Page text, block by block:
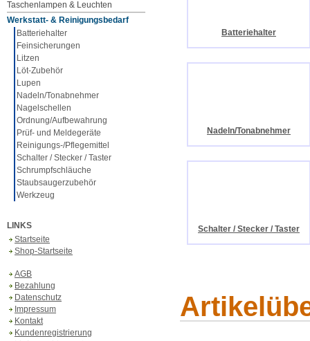
Taschenlampen & Leuchten
Werkstatt- & Reinigungsbedarf
Batteriehalter
Feinsicherungen
Litzen
Löt-Zubehör
Lupen
Nadeln/Tonabnehmer
Nagelschellen
Ordnung/Aufbewahrung
Prüf- und Meldegeräte
Reinigungs-/Pflegemittel
Schalter / Stecker / Taster
Schrumpfschläuche
Staubsaugerzubehör
Werkzeug
LINKS
Startseite
Shop-Startseite
AGB
Bezahlung
Datenschutz
Impressum
Kontakt
Kundenregistrierung
Batteriehalter
Nadeln/Tonabnehmer
Schalter / Stecker / Taster